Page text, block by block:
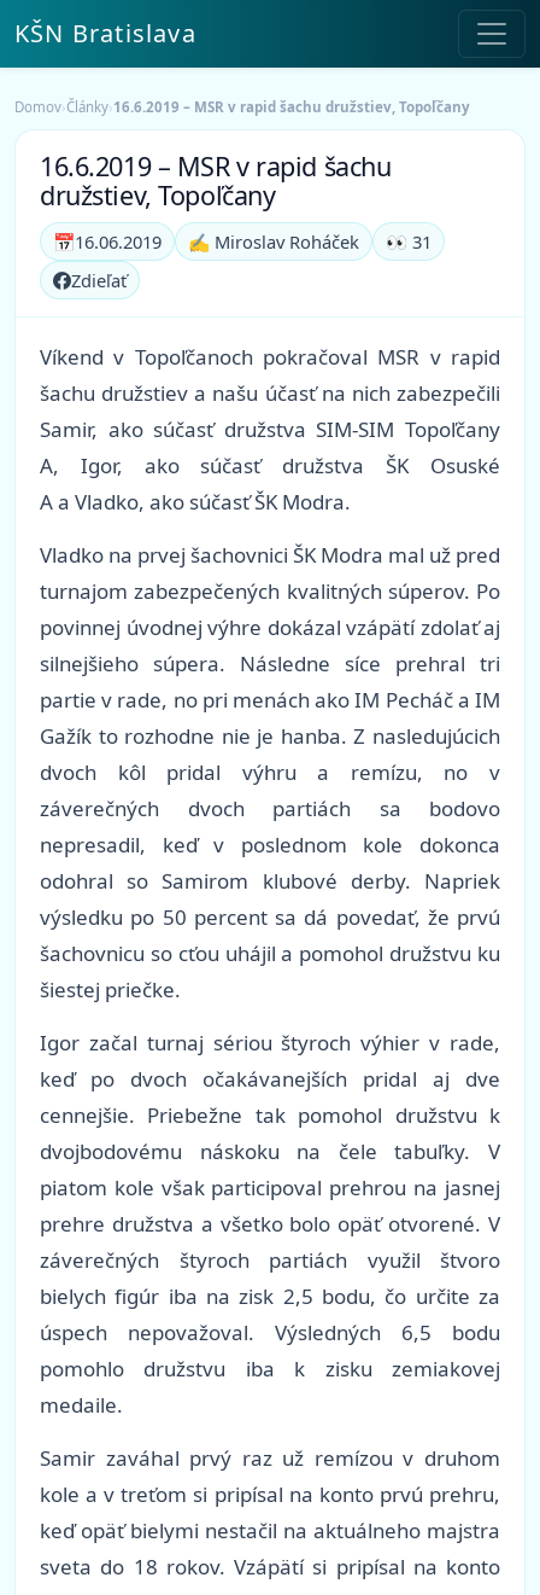
KŠN Bratislava
Domov›Články›16.6.2019 – MSR v rapid šachu družstiev, Topoľčany
16.6.2019 – MSR v rapid šachu
družstiev, Topoľčany
📅16.06.2019 ✍️ Miroslav Roháček
👀 31
Zdieľať
Víkend v Topoľčanoch pokračoval MSR v rapid
šachu družstiev a našu účasť na nich zabezpečili
Samir, ako súčasť družstva SIM-SIM Topoľčany
A, Igor, ako súčasť družstva ŠK Osuské
A a Vladko, ako súčasť ŠK Modra.
Vladko na prvej šachovnici ŠK Modra mal už pred
turnajom zabezpečených kvalitných súperov. Po
povinnej úvodnej výhre dokázal vzápätí zdolať aj
silnejšieho súpera. Následne síce prehral tri
partie v rade, no pri menách ako IM Pecháč a IM
Gažík to rozhodne nie je hanba. Z nasledujúcich
dvoch kôl pridal výhru a remízu, no v
záverečných dvoch partiách sa bodovo
nepresadil, keď v poslednom kole dokonca
odohral so Samirom klubové derby. Napriek
výsledku po 50 percent sa dá povedať, že prvú
šachovnicu so cťou uhájil a pomohol družstvu ku
šiestej priečke.
Igor začal turnaj sériou štyroch výhier v rade,
keď po dvoch očakávanejších pridal aj dve
cennejšie. Priebežne tak pomohol družstvu k
dvojbodovému náskoku na čele tabuľky. V
piatom kole však participoval prehrou na jasnej
prehre družstva a všetko bolo opäť otvorené. V
záverečných štyroch partiách využil štvoro
bielych figúr iba na zisk 2,5 bodu, čo určite za
úspech nepovažoval. Výsledných 6,5 bodu
pomohlo družstvu iba k zisku zemiakovej
medaile.
Samir zaváhal prvý raz už remízou v druhom
kole a v treťom si pripísal na konto prvú prehru,
keď opäť bielymi nestačil na aktuálneho majstra
sveta do 18 rokov. Vzápätí si pripísal na konto